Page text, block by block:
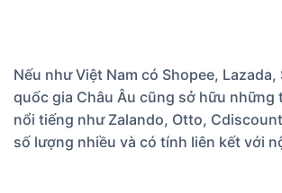
Nếu như Việt Nam có Shopee,
quốc gia Châu Âu cũng sở hữu những
nổi tiếng như Zalando, Otto,
số lượng nhiều và có tính liên kết với